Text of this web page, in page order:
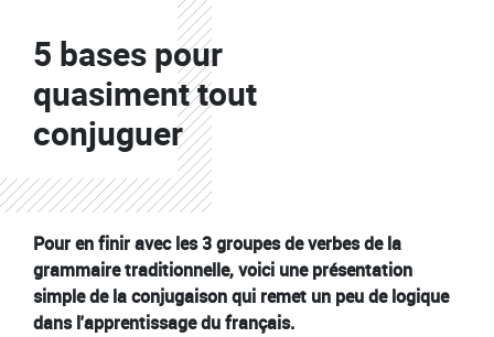
5 bases pour
quasiment tout
conjuguer
Pour en finir avec les 3 groupes de verbes de la
grammaire traditionnelle, voici une présentation
simple de la conjugaison qui remet un peu de logique
dans l'apprentissage du français.